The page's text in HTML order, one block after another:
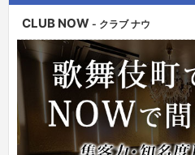
CLUB NOW - クラブ ナウ